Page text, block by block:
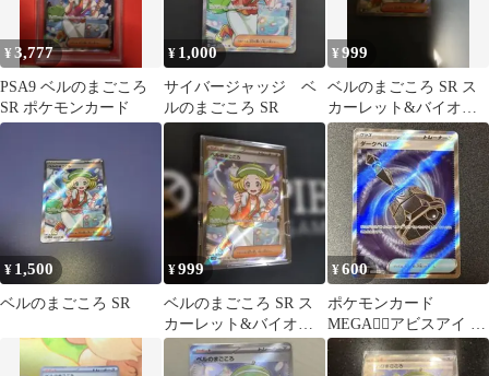
¥3,777
PSA9 ベルのまごころ
SR ポケモンカード
¥ 1,000
サイバージャッジ ベ
ルのまごころ SR
¥999
ベルのまごころ SR ス
カーレット&バイオレ
ット 拡張パック サイバ
ージャッジ…
¥ 1,500
ベルのまごころ SR
¥999
ベルのまごころ SR ス
カーレット&バイオレ
ット 拡張パック サイバ
ージャッジ…
¥600
ポケモンカード
MEGA❁⃘アビスアイ ダ
ークベル SR